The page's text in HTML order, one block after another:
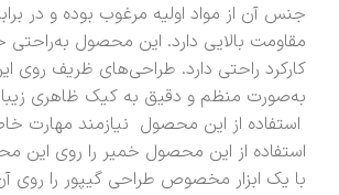
جنس آن از مواد اولیه مرغوب بوده و در
مقاومت بالایی دارد. این محصول
کارکرد راحتی دارد. طراحی‌های ظریف روی
به‌صورت منظم و دقیق به کیک ظاهری
استفاده از این محصول نیازمند مهارت
استفاده از این محصول خمیر را روی این
با یک ابزار مخصوص طراحی گیپور را روی